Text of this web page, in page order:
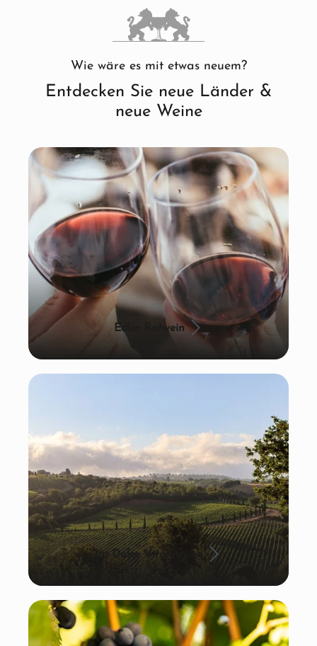
Wie wäre es mit etwas neuem?
Entdecken Sie neue Länder &
neue Weine
Edler Rotwein
La Dolce Vita: Italien